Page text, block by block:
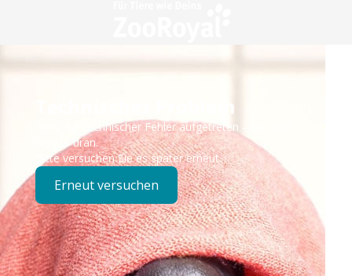
Technisches Problem
Es ist ein technischer Fehler aufgetreten – wir sind
bereits dran.
Bitte versuchen Sie es später erneut.
Erneut versuchen